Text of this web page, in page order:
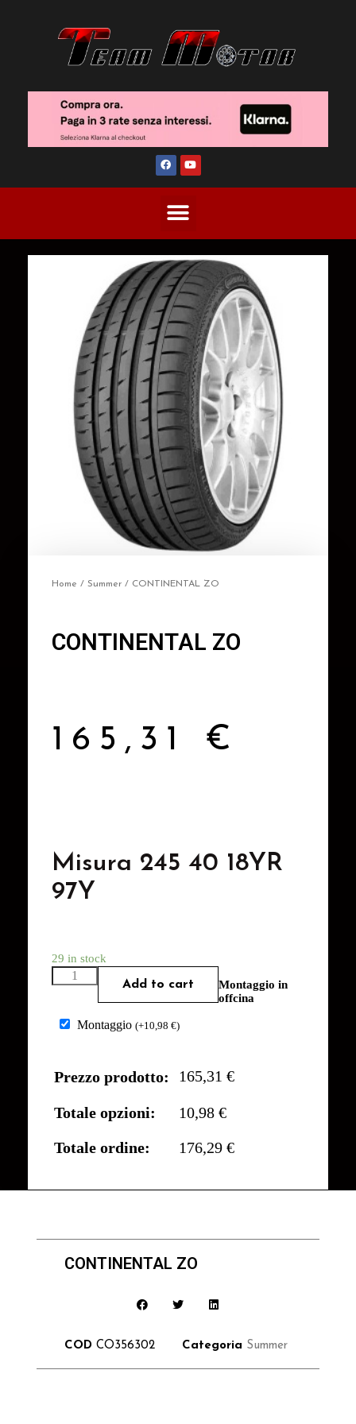
Home / Summer / CONTINENTAL ZO
CONTINENTAL ZO
165,31 €
Misura 245 40 18YR
97Y
29 in stock
Add to cart
Montaggio in
offcina
Montaggio (+10,98 €)
Prezzo prodotto: 165,31 €
Totale opzioni:
10,98 €
Totale ordine:
176,29 €
CONTINENTAL ZO
COD CO356302 Categoria Summer